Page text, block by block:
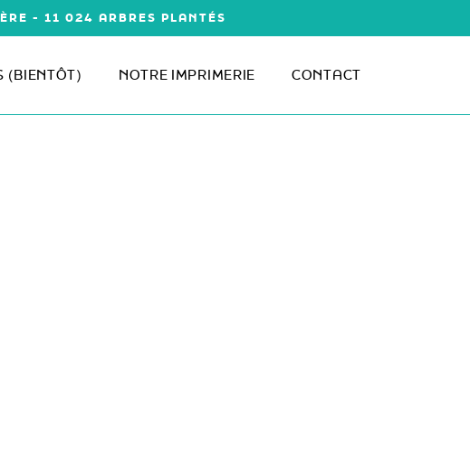
- 11 024 ARBRES PLANTÉS
(BIENTÔT) NOTRE IMPRIMERIE CONTACT